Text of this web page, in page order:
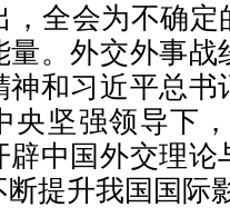
，全会为不确
量。外交外事
神和习近平总
央坚强领导下
辟中国外交理
断提升我国国际